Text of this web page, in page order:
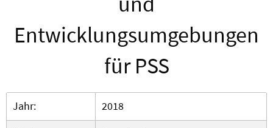
Entwicklungsumgebungen
für PSS
Jahr:
2018